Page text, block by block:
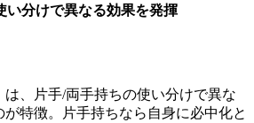
い分けで異なる効果を発揮
は、片手/両手持ちの使い分けで異な
特徴。片手持ちなら自身に必中化と